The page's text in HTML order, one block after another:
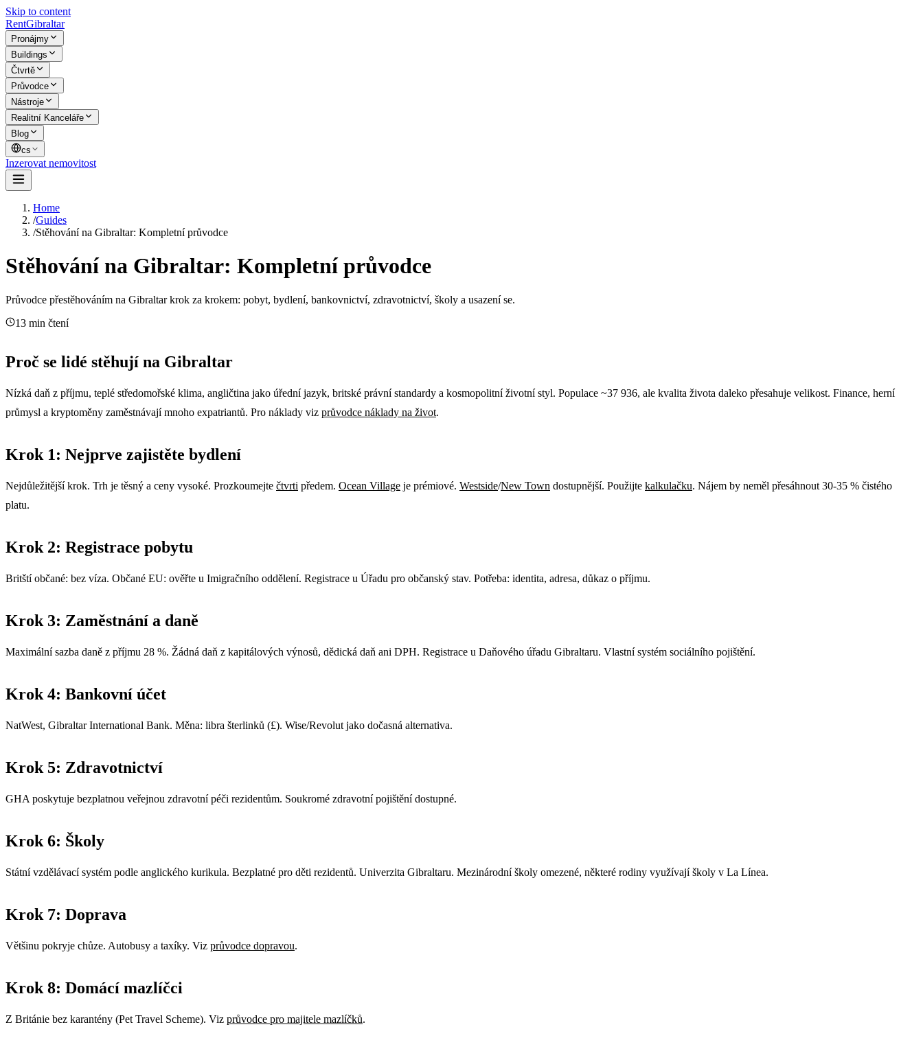
Skip to content
RentGibraltar
Pronájmy
Buildings
Čtvrtě
Průvodce
Nástroje
Realitní Kanceláře
Blog
cs
Inzerovat nemovitost
Home
/Guides
/Stěhování na Gibraltar: Kompletní průvodce
Stěhování na Gibraltar: Kompletní průvodce
Průvodce přestěhováním na Gibraltar krok za krokem: pobyt, bydlení, bankovnictví, zdravotnictví, školy a usazení se.
13 min čtení
Proč se lidé stěhují na Gibraltar
Nízká daň z příjmu, teplé středomořské klima, angličtina jako úřední jazyk, britské právní standardy a kosmopolitní životní styl. Populace ~37 936, ale kvalita života daleko přesahuje velikost. Finance, herní
průmysl a kryptoměny zaměstnávají mnoho expatriantů. Pro náklady viz průvodce náklady na život.
Krok 1: Nejprve zajistěte bydlení
Nejdůležitější krok. Trh je těsný a ceny vysoké. Prozkoumejte čtvrti předem. Ocean Village je prémiové. Westside/New Town dostupnější. Použijte kalkulačku. Nájem by neměl přesáhnout 30-35 % čistého
platu.
Krok 2: Registrace pobytu
Britští občané: bez víza. Občané EU: ověřte u Imigračního oddělení. Registrace u Úřadu pro občanský stav. Potřeba: identita, adresa, důkaz o příjmu.
Krok 3: Zaměstnání a daně
Maximální sazba daně z příjmu 28 %. Žádná daň z kapitálových výnosů, dědická daň ani DPH. Registrace u Daňového úřadu Gibraltaru. Vlastní systém sociálního pojištění.
Krok 4: Bankovní účet
NatWest, Gibraltar International Bank. Měna: libra šterlinků (£). Wise/Revolut jako dočasná alternativa.
Krok 5: Zdravotnictví
GHA poskytuje bezplatnou veřejnou zdravotní péči rezidentům. Soukromé zdravotní pojištění dostupné.
Krok 6: Školy
Státní vzdělávací systém podle anglického kurikula. Bezplatné pro děti rezidentů. Univerzita Gibraltaru. Mezinárodní školy omezené, některé rodiny využívají školy v La Línea.
Krok 7: Doprava
Většinu pokryje chůze. Autobusy a taxíky. Viz průvodce dopravou.
Krok 8: Domácí mazlíčci
Z Británie bez karantény (Pet Travel Scheme). Viz průvodce pro majitele mazlíčků.